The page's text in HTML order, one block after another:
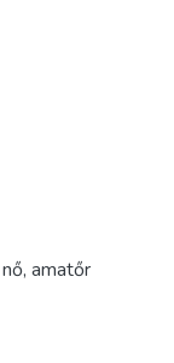
nő, amatőr